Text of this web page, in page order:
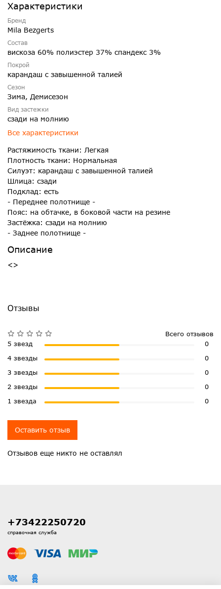
Характеристики
Бренд
Mila Bezgerts
Состав
вискоза 60% полиэстер 37% спандекс 3%
Покрой
карандаш с завышенной талией
Сезон
Зима, Демисезон
Вид застежки
сзади на молнию
Все характеристики
Растяжимость ткани: Легкая
Плотность ткани: Нормальная
Силуэт: карандаш с завышенной талией
Шлица: сзади
Подклад: есть
- Переднее полотнище -
Пояс: на обтачке, в боковой части на резине
Застёжка: сзади на молнию
- Заднее полотнище -
Описание
<>
Отзывы
Отзывов еще никто не оставлял
Всего отзывов
5 звезд
0
4 звезды
0
3 звезды
0
2 звезды
0
1 звезда
0
Оставить отзыв
+73422250720
справочная служба